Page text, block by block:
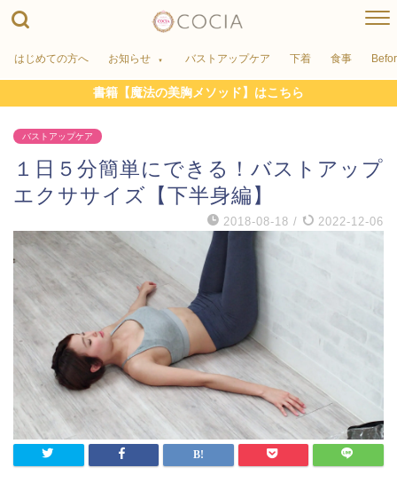
はじめての方へ お知らせ バストアップケア 下着 食事
書籍【魔法の美胸メソッド】はこちら
バストアップケア
１日５分簡単にできる！バストアップ
エクササイズ【下半身編】
2018-08-18 / 2022-12-06